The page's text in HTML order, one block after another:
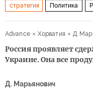
стратегия Политика
Advance
Хорватия Д.
Россия проявляет
Украине. Она все
Д. Марьянович